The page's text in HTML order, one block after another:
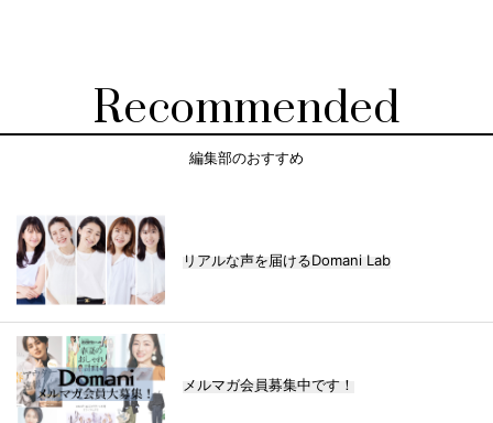
Recommended
編集部のおすすめ
リアルな声を届けるDomani Lab
メルマガ会員募集中です！